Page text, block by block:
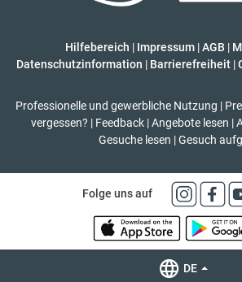
Hilfebereich | Impressum |AGB |
Datenschutzinformation | Barrierefreiheit |
Professionelle und gewerbliche Nutzung |
vergessen? | Feedback | Angebote lesen |
Gesuche lesen | Gesuch
Folge uns auf
DE